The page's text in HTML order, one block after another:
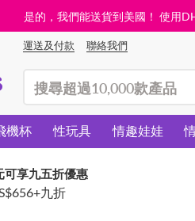
是的，我們能送貨到美國！ 使用
運送及付款 聯絡我們
機杯 性玩具 情趣娃娃
可享九五折優惠
+九折